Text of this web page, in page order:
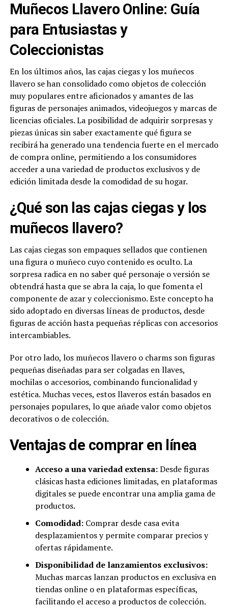
Muñecos Llavero Online: Guía
para Entusiastas y
Coleccionistas
En los últimos años, las cajas ciegas y los muñecos
llavero se han consolidado como objetos de colección
muy populares entre aficionados y amantes de las
figuras de personajes animados, videojuegos y marcas de
licencias oficiales. La posibilidad de adquirir sorpresas y
piezas únicas sin saber exactamente qué figura se
recibirá ha generado una tendencia fuerte en el mercado
de compra online, permitiendo a los consumidores
acceder a una variedad de productos exclusivos y de
edición limitada desde la comodidad de su hogar.
¿Qué son las cajas ciegas y los
muñecos llavero?
Las cajas ciegas son empaques sellados que contienen
una figura o muñeco cuyo contenido es oculto. La
sorpresa radica en no saber qué personaje o versión se
obtendrá hasta que se abra la caja, lo que fomenta el
componente de azar y coleccionismo. Este concepto ha
sido adoptado en diversas líneas de productos, desde
figuras de acción hasta pequeñas réplicas con accesorios
intercambiables.
Por otro lado, los muñecos llavero o charms son figuras
pequeñas diseñadas para ser colgadas en llaves,
mochilas o accesorios, combinando funcionalidad y
estética. Muchas veces, estos llaveros están basados en
personajes populares, lo que añade valor como objetos
decorativos o de colección.
Ventajas de comprar en línea
Acceso a una variedad extensa:Desde figuras
clásicas hasta ediciones limitadas, en plataformas
digitales se puede encontrar una amplia gama de
productos.
Comodidad:Comprar desde casa evita
desplazamientos y permite comparar precios y
ofertas rápidamente.
Disponibilidad de lanzamientos exclusivos:
Muchas marcas lanzan productos en exclusiva en
tiendas online o en plataformas específicas,
facilitando el acceso a productos de colección.